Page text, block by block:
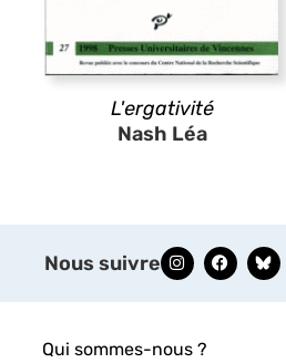
L'ergativité
Nash Léa
Nous suivre
Qui sommes-nous ?